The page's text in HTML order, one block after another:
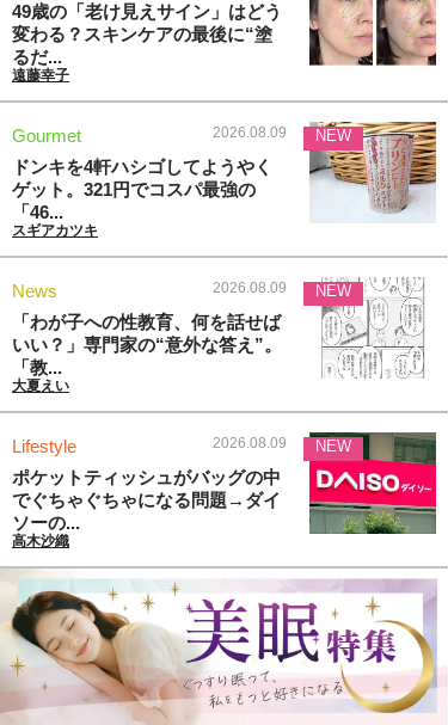
49歳の「老け見えサイン」はどう
変わる？スキンケアの最後に“塗
るだ...
遠藤幸子
Gourmet 2026.08.09
ドンキを4軒ハシゴしてようやく
ゲット。321円でコスパ最強の
「46...
スギアカツキ
NEW
News 2026.08.09
「わが子への性教育、何を話せば
いい？」専門家の“意外な答え”。
「教...
大夏えい
NEW
Lifestyle 2026.08.09
ポケットティッシュがバッグの中
でぐちゃぐちゃになる問題→ダイ
ソーの...
高木沙織
NEW